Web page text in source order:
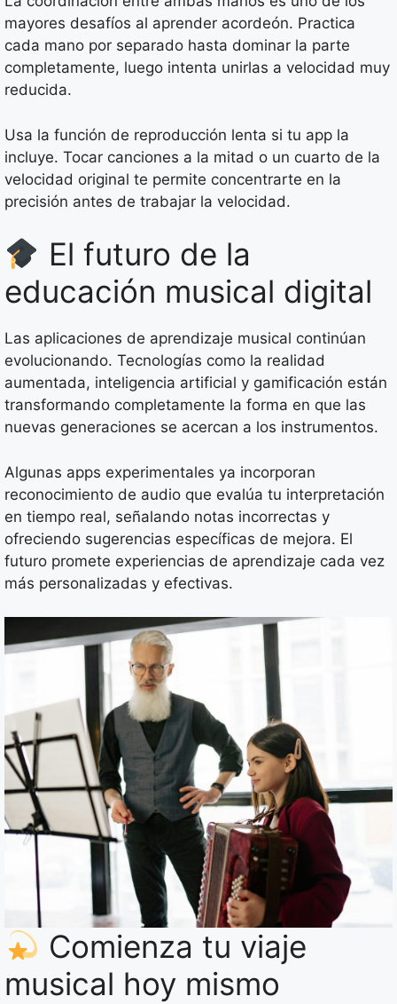
mayores desafíos al aprender acordeón. Practica
cada mano por separado hasta dominar la parte
completamente, luego intenta unirlas a velocidad muy
reducida.
Usa la función de reproducción lenta si tu app la
incluye. Tocar canciones a la mitad o un cuarto de la
velocidad original te permite concentrarte en la
precisión antes de trabajar la velocidad.
El futuro de la
educación musical digital
Las aplicaciones de aprendizaje musical continúan
evolucionando. Tecnologías como la realidad
aumentada, inteligencia artificial y gamificación están
transformando completamente la forma en que las
nuevas generaciones se acercan a los instrumentos.
Algunas apps experimentales ya incorporan
reconocimiento de audio que evalúa tu interpretación
en tiempo real, señalando notas incorrectas y
ofreciendo sugerencias específicas de mejora. El
futuro promete experiencias de aprendizaje cada vez
más personalizadas y efectivas.
Comienza tu viaje
musical hoy mismo